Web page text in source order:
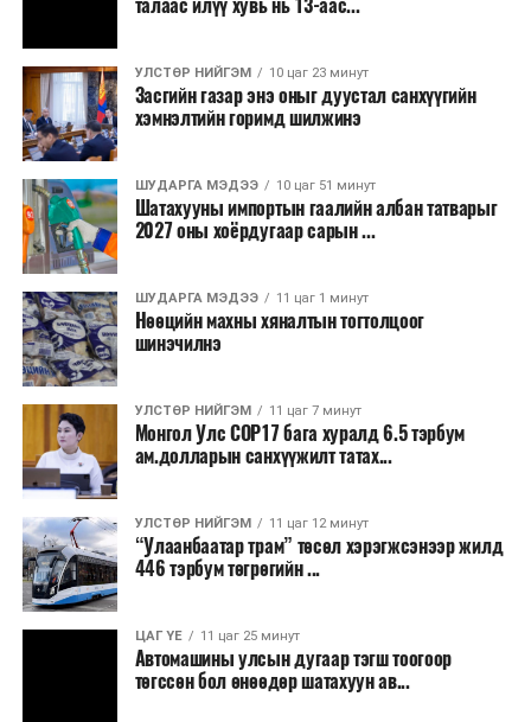
хамгийн эртний марафонуудын нэг бөгөөд анх 1897
онд зохион байгуулагдсан. Түүнээс хойш жил бүр
тасралтгүй зохион байгуулагдаж ирсэн бөгөөд АНУ-
ын Эх орончдын өдөрт зориулан дөрөвдүгээр сарын
гурав дахь Даваа гаригт уламжлал болгон явуулдаг.
Олон улсын марафоны тэмцээнүүд дундаас нэр
хүндээрээ тэргүүлэх энэхүү уралдаанд оролцохын
тулд гүйгчид тодорхой босго хугацаа давсан байх
шаардлагатай нь онцлог юм.
талаас илүү хувь нь 13-аас...
УЛСТӨР НИЙГЭМ 10 цаг 23 минут
Засгийн газар энэ оныг дуустал санхүүгийн
хэмнэлтийн горимд шилжинэ
ШУДАРГА МЭДЭЭ 10 цаг 51 минут
Шатахууны импортын гаалийн албан татварыг
2027 оны хоёрдугаар сарын ...
ШУДАРГА МЭДЭЭ 11 цаг 1 минут
Нөөцийн махны хяналтын тогтолцоог
шинэчилнэ
УЛСТӨР НИЙГЭМ 11 цаг 7 минут
Монгол Улс COP17 бага хуралд 6.5 тэрбум
ам.долларын санхүүжилт татах...
УЛСТӨР НИЙГЭМ 11 цаг 12 минут
“Улаанбаатар трам” төсөл хэрэгжсэнээр жилд
446 тэрбум төгрөгийн ...
ЦАГ ҮЕ 11 цаг 25 минут
Автомашины улсын дугаар тэгш тоогоор
төгссөн бол өнөөдөр шатахуун ав...